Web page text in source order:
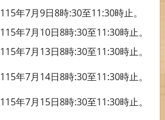
115年7月 9日 8時:30至11:30時止。
115年7月 10日 8時:30至11:30時止。
115年7月 13日 8時:30至11:30時止。
115年7月 14日 8時:30至11:30時止。
115年7月 15日 8時:30至11:30時止。